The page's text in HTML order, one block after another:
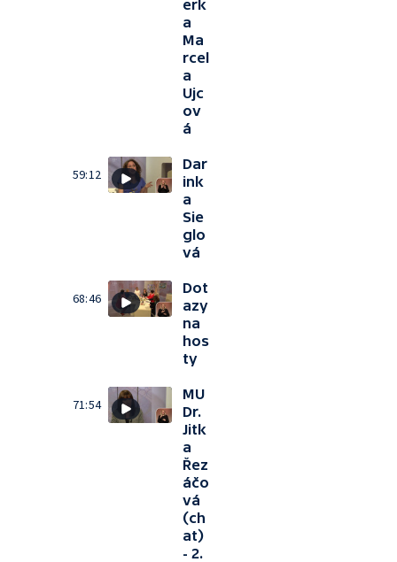
erk
a
Ma
rcel
a
Ujc
ov
á
59:12
Dar
ink
a
Sie
glo
vá
68:46
Dot
azy
na
hos
ty
71:54
MU
Dr.
Jitk
a
Řez
áčo
vá
(ch
at)
- 2.